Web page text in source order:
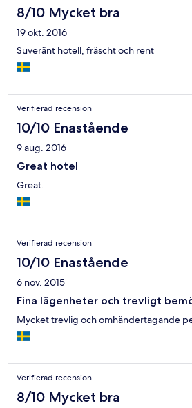
8/10 Mycket bra
19 okt. 2016
Suveränt hotell, fräscht och rent
Verifierad recension
10/10 Enastående
9 aug. 2016
Great hotel
Great.
Verifierad recension
10/10 Enastående
6 nov. 2015
Fina lägenheter och trevligt
Mycket trevlig och omhändertagande
Verifierad recension
8/10 Mycket bra